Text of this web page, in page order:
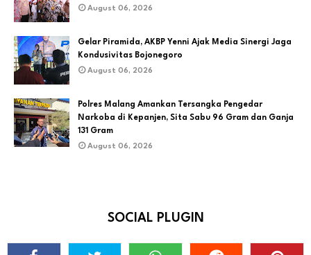
August 06, 2026
Gelar Piramida, AKBP Yenni Ajak Media Sinergi Jaga
Kondusivitas Bojonegoro
August 06, 2026
Polres Malang Amankan Tersangka Pengedar
Narkoba di Kepanjen, Sita Sabu 96 Gram dan Ganja
131 Gram
August 06, 2026
SOCIAL PLUGIN